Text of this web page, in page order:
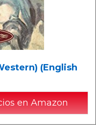
(English
en Amazon